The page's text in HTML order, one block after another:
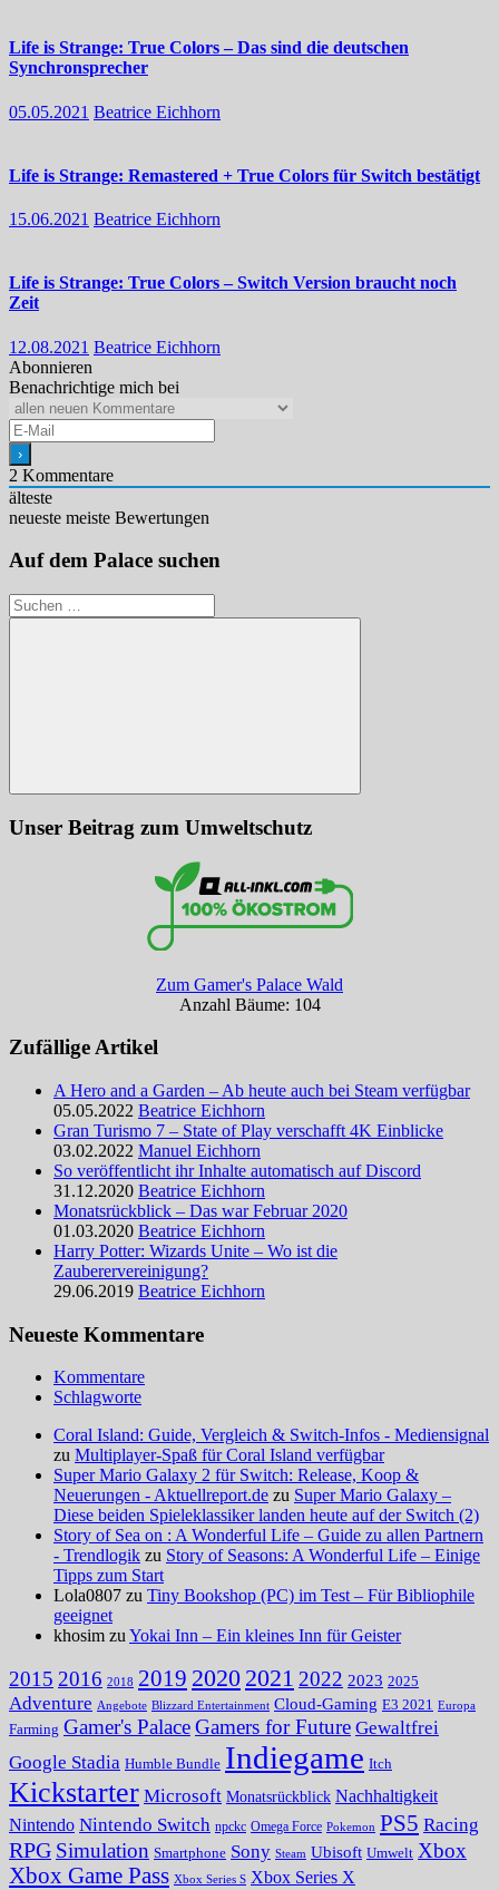
Life is Strange: True Colors – Das sind die deutschen
Synchronsprecher
05.05.2021 Beatrice Eichhorn
Life is Strange: Remastered + True Colors für Switch bestätigt
15.06.2021 Beatrice Eichhorn
Life is Strange: True Colors – Switch Version braucht noch
Zeit
12.08.2021 Beatrice Eichhorn
Abonnieren
Benachrichtige mich bei
2 Kommentare
älteste
neueste meiste Bewertungen
Auf dem Palace suchen
Suchen
nach:
Suchen
Unser Beitrag zum Umweltschutz
Zum Gamer's Palace Wald
Anzahl Bäume: 104
Zufällige Artikel
A Hero and a Garden – Ab heute auch bei Steam verfügbar
05.05.2022 Beatrice Eichhorn
Gran Turismo 7 – State of Play verschafft 4K Einblicke
03.02.2022 Manuel Eichhorn
So veröffentlicht ihr Inhalte automatisch auf Discord
31.12.2020 Beatrice Eichhorn
Monatsrückblick – Das war Februar 2020
01.03.2020 Beatrice Eichhorn
Harry Potter: Wizards Unite – Wo ist die
Zauberervereinigung?
29.06.2019 Beatrice Eichhorn
Neueste Kommentare
Kommentare
Schlagworte
Coral Island: Guide, Vergleich & Switch-Infos - Mediensignal
zu Multiplayer-Spaß für Coral Island verfügbar
Super Mario Galaxy 2 für Switch: Release, Koop &
Neuerungen - Aktuellreport.de zu Super Mario Galaxy –
Diese beiden Spieleklassiker landen heute auf der Switch (2)
Story of Sea on : A Wonderful Life – Guide zu allen Partnern
- Trendlogik zu Story of Seasons: A Wonderful Life – Einige
Tipps zum Start
Lola0807 zu Tiny Bookshop (PC) im Test – Für Bibliophile
geeignet
khosim zuYokai Inn – Ein kleines Inn für Geister
2015 2016 2018 2019 2020 2021 2022 2023 2025
Adventure Angebote Blizzard Entertainment Cloud-Gaming E3 2021 Europa
Farming Gamer's PalaceGamers for Future Gewaltfrei
Google Stadia Humble Bundle Indiegame Itch
Kickstarter Microsoft Monatsrückblick Nachhaltigkeit
Nintendo Nintendo Switch npckc Omega Force Pokemon PS5 Racing
RPG Simulation Smartphone Sony Steam Ubisoft Umwelt Xbox
Xbox Game Pass Xbox Series S Xbox Series X